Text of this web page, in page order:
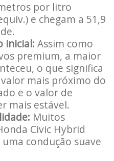
por litro
e chegam a 51,9
inicial: Assim como
premium, a maior
o que significa
mais próximo do
e o valor de
mais estável.
Muitos
Civic Hybrid
condução suave